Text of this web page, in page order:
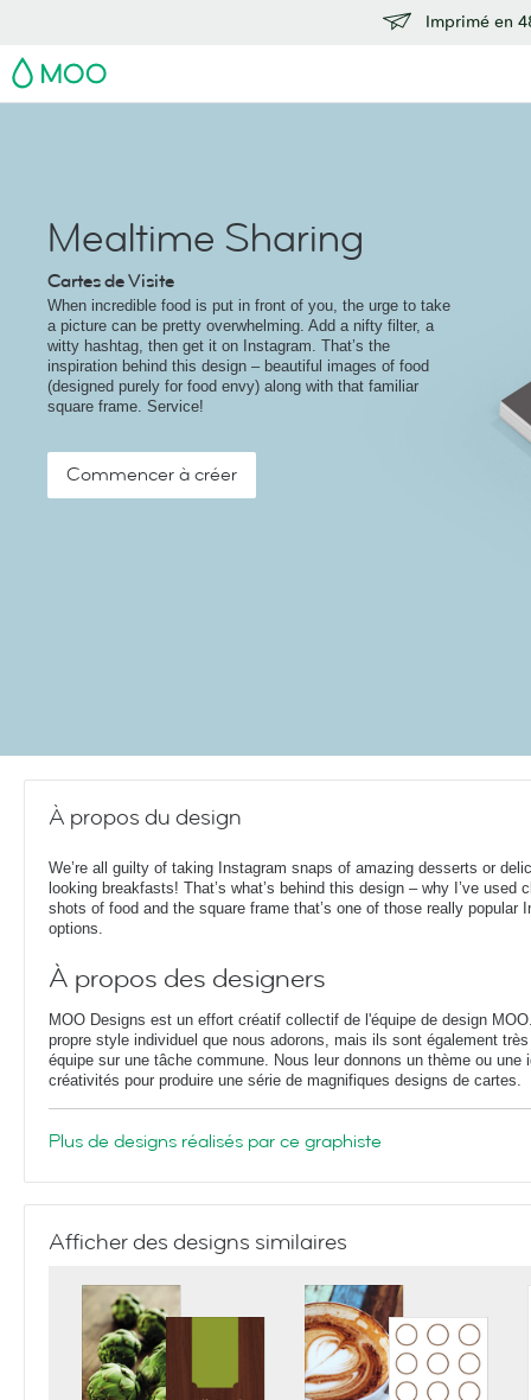
Imprimé en
MOO
Mealtime Sharing
Cartes de Visite
When incredible food is put in front of you, the urge to take
a picture can be pretty overwhelming. Add a nifty filter, a
witty hashtag, then get it on Instagram. That’s the
inspiration behind this design – beautiful images of food
(designed purely for food envy) along with that familiar
square frame. Service!
Commencer à créer
À propos du design
We’re all guilty of taking Instagram snaps of amazing desserts or
looking breakfasts! That’s what’s behind this design – why I’ve used
shots of food and the square frame that’s one of those really popular
options.
À propos des designers
MOO Designs est un effort créatif collectif de l'équipe de design
propre style individuel que nous adorons, mais ils sont également
équipe sur une tâche commune. Nous leur donnons un thème ou une
créativités pour produire une série de magnifiques designs de cartes.
Plus de designs réalisés par ce graphiste
Afficher des designs similaires